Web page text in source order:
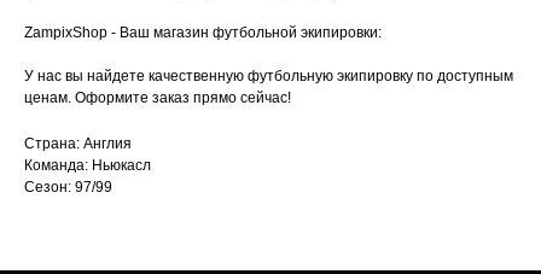
ZampixShop - Ваш магазин футбольной экипировки:
У нас вы найдете качественную футбольную экипировку по доступным
ценам. Оформите заказ прямо сейчас!
Страна: Англия
Команда: Ньюкасл
Сезон: 97/99